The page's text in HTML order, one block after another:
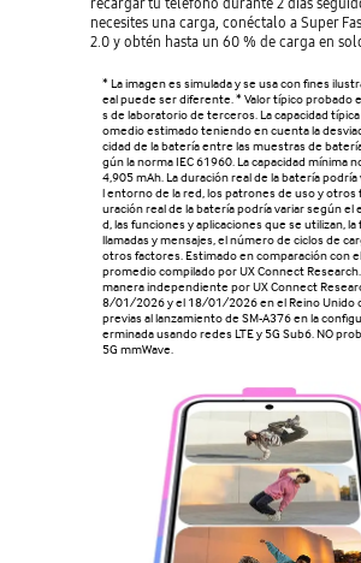
necesites una carga, conéctalo a Super
2.0 y obtén hasta un 60 % de carga en
* La imagen es simulada y se usa con fines
eal puede ser diferente. * Valor típico probado
s de laboratorio de terceros. La capacidad
omedio estimado teniendo en cuenta la
cidad de la batería entre las muestras de
gún la norma IEC 61960. La capacidad mínima
4,905 mAh. La duración real de la batería podría
l entorno de la red, los patrones de uso y otros
uración real de la batería podría variar según el
d, las funciones y aplicaciones que se utilizan,
llamadas y mensajes, el número de ciclos de
otros factores. Estimado en comparación con
promedio compilado por UX Connect
manera independiente por UX Connect
8/01/2026 y el 18/01/2026 en el Reino Unido
previas al lanzamiento de SM-A376 en la
erminada usando redes LTE y 5G Sub6. NO
5G mmWave.